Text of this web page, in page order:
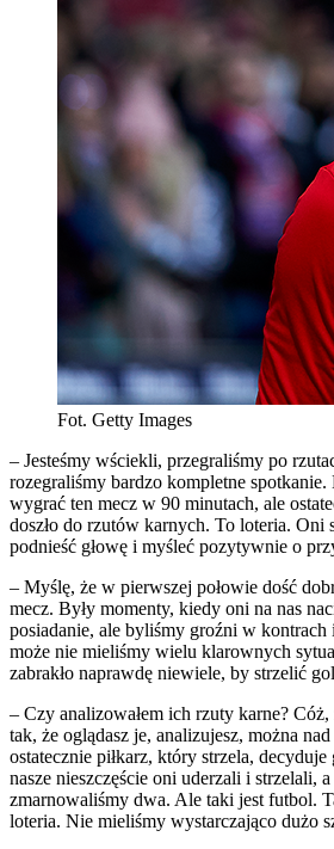
Fot. Getty Images
– Jesteśmy wściekli, przegraliśmy po
rozegraliśmy bardzo kompletne
wygrać ten mecz w 90 minutach, ale
doszło do rzutów karnych. To loteria. Oni
podnieść głowę i myśleć pozytywnie o
– Myślę, że w pierwszej połowie dość
mecz. Były momenty, kiedy oni na nas
posiadanie, ale byliśmy groźni w kontrach
może nie mieliśmy wielu klarownych
zabrakło naprawdę niewiele, by strzelić
– Czy analizowałem ich rzuty karne?
tak, że oglądasz je, analizujesz, można
ostatecznie piłkarz, który strzela, decyduje
nasze nieszczęście oni uderzali i strzelali,
zmarnowaliśmy dwa. Ale taki jest futbol.
loteria. Nie mieliśmy wystarczająco dużo